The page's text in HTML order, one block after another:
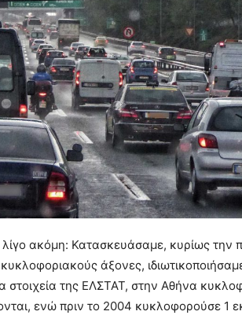
λίγο ακόμη: Κατασκευάσαμε, κυρίως την
άξονες,
στοιχεία της ΕΛΣΤΑΤ, στην Αθήνα
ενώ πριν το 2004 κυκλοφορούσε 1